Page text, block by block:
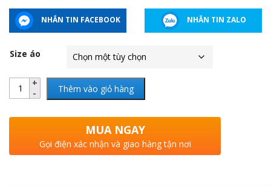
NHẮN TIN FACEBOOK NHẮN TIN ZALO
Size áo
Thêm vào giỏ hàng
MUA NGAY
Gọi điện xác nhận và giao hàng tận nơi